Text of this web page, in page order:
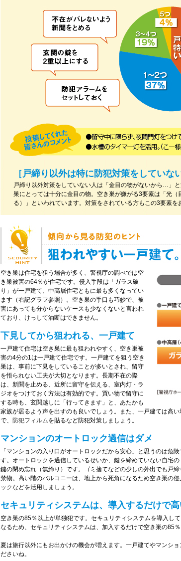
［戸締り以外は特に防犯対策をしていな
戸締り以外対策をしていない人は「金目の物がないから…」
巣にとっては十分に金目の物。空き巣が嫌がる3要素は「光
る）」といわれています。対策をされている方もこの3要素を
空き巣は住宅を狙う場合が多く、警視庁の調べでは空
き巣被害の64％が住宅です。侵入手段は「ガラス破
り」が一戸建て、中高層住宅ともに最も多くなってい
ます（右記グラフ参照）。空き巣の手口も巧妙で、被
害にあっても分からないケースも少なくないと言われ
ており、けっして油断はできません。
下見してから狙われる、一戸建て
一戸建て住宅は空き巣に最も狙われやすく、空き巣被
害の4分の1は一戸建て住宅です。一戸建てを狙う空き
巣は、事前に下見をしていることが多いとされ、留守
を悟られない工夫が大切となります。長期不在の際
は、新聞を止める、近所に留守を伝える、室内灯・ラ
ジオをつけておく方法は有効的です。買い物で留守に
する時も、玄関越しに「行ってきます」と、あたかも
家族が居るよう声を出すのも良いでしょう。また、一戸建ては高
で、
防犯フィルムを貼るなど防犯対策しましょう。
マンションのオートロック過信はダメ
「マンションの入り口がオートロックだから安心」と思うのは危
す。オートロックを過信しているせいか、鍵を締めていない自宅
鍵の閉め忘れ（無締り）です。ゴミ捨てなどの少しの外出でも戸
禁物。高い階のバルコニーは、地上から死角になるため空き巣の
ックなどを活用しましょう。
セキュリティシステムは、導入するだけで
空き巣の85％以上が単独犯です。セキュリティシステムを導入し
なるため、セキュリティシステムは、加入するだけで空き巣の85
夏は旅行以外にもお出かけの機会が増えます。一戸建てやマンシ
ださいね。